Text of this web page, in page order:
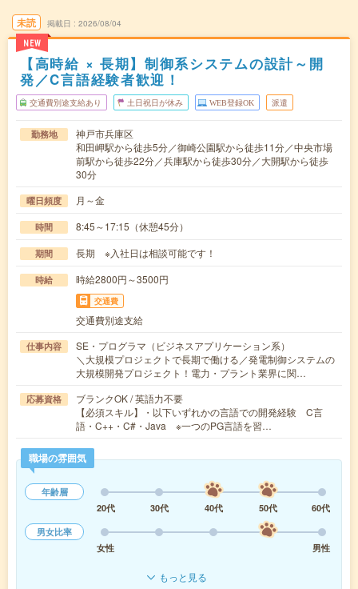
未読
NEW
掲載日 2026/08/04
【高時給 × 長期】制御系システムの設計～開
発／C言語経験者歓迎！
交通費別途支給あり 土日祝日が休み WEB登録OK 派遣
勤務地
神戸市兵庫区
和田岬駅から徒歩5分／御崎公園駅から徒歩11分／中央市場
前駅から徒歩22分／兵庫駅から徒歩30分／大開駅から徒歩
30分
曜日頻度 月～金
時間 8:45～17:15（休憩45分）
期間 長期 ※入社日は相談可能です！
時給 時給2800円～3500円
交通費
交通費別途支給
仕事内容
SE・プログラマ（ビジネスアプリケーション系）
＼大規模プロジェクトで長期で働ける／発電制御システムの
大規模開発プロジェクト！電力・プラント業界に関…
応募資格
ブランクOK / 英語力不要
【必須スキル】・以下いずれかの言語での開発経験 C言
語・C++・C#・Java ※一つのPG言語を習…
職場の雰囲気
年齢層
20代
30代 40代 50代
60代
男女比率
女性
男性
もっと見る